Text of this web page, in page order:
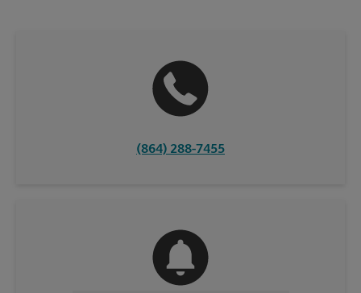
(864) 288-7455